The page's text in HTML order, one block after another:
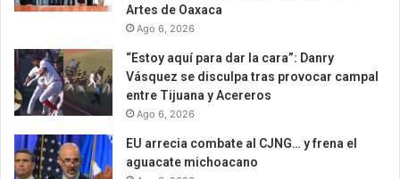
Artes de Oaxaca
Ago 6, 2026
“Estoy aquí para dar la cara”: Danry
Vásquez se disculpa tras provocar campal
entre Tijuana y Acereros
Ago 6, 2026
EU arrecia combate al CJNG… y frena el
aguacate michoacano